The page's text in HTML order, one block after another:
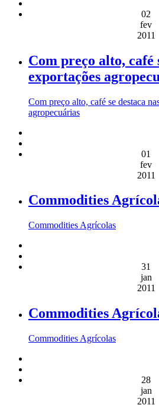
02
fev
2011
Com preço alto, café
exportações
Com preço alto, café se destaca
agropecuárias
01
fev
2011
Commodities
Commodities Agrícolas
31
jan
2011
Commodities
Commodities Agrícolas
28
jan
2011